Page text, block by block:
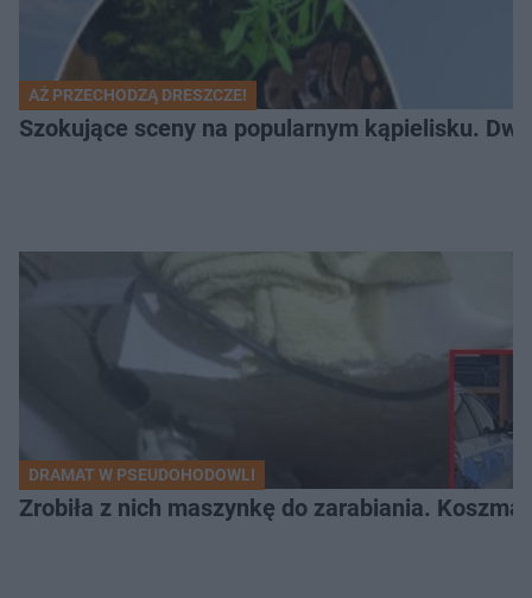
AŻ PRZECHODZĄ DRESZCZE!
Szokujące sceny na popularnym kąpielisku.
DRAMAT W PSEUDOHODOWLI
Zrobiła z nich maszynkę do zarabiania.